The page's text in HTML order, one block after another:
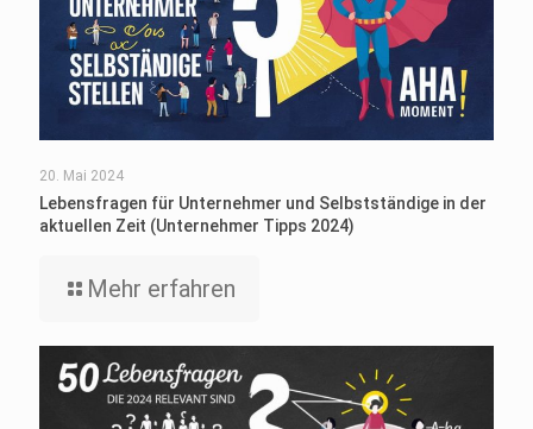
20. Mai 2024
Lebensfragen für Unternehmer und Selbstständige in der
aktuellen Zeit (Unternehmer Tipps 2024)
Mehr erfahren